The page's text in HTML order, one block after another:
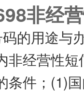
非经
的用途与
非经营性
条件；(1)